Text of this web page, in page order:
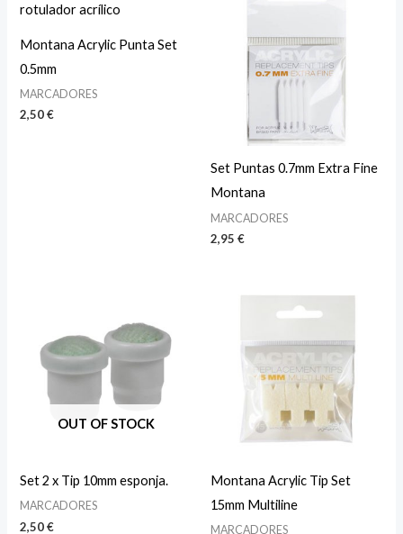
Montana Acrylic Punta Set
0.5mm
MARCADORES
2,50€
Set Puntas 0.7mm Extra Fine
Montana
MARCADORES
2,95 €
OUT OF STOCK
Set 2 x Tip 10mm esponja.
MARCADORES
2,50€
Montana Acrylic Tip Set
15mm Multiline
MARCADORES